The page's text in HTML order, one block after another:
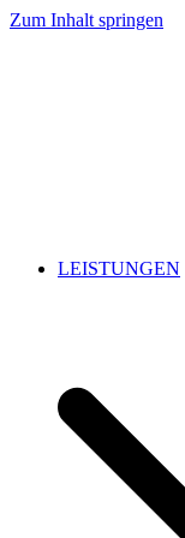
Zum Inhalt springen
LEISTUNGEN